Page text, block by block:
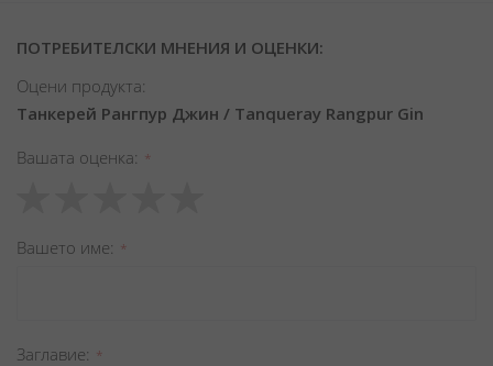
ПОТРЕБИТЕЛСКИ МНЕНИЯ И ОЦЕНКИ:
Оцени продукта:
Танкерей Рангпур Джин / Tanqueray Rangpur Gin
Вашата оценка
star
stars
stars
stars
stars
Вашето име
Заглавиe